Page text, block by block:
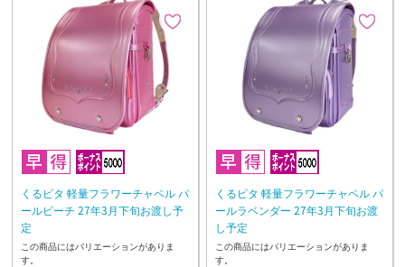
くるピタ 軽量フラワーチャペル パ
ールピーチ 27年3月下旬お渡し予
定
この商品にはバリエーションがありま
す。
くるピタ 軽量フラワーチャペル パ
ールラベンダー 27年3月下旬お渡
し予定
この商品にはバリエーションがありま
す。